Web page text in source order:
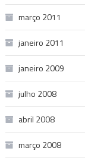
março 2011
janeiro 2011
janeiro 2009
julho 2008
abril 2008
março 2008